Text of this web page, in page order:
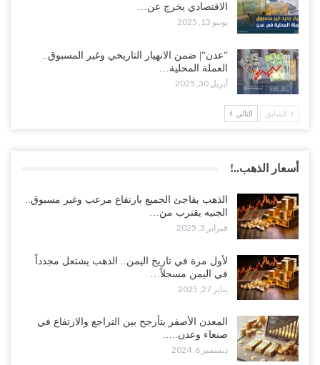
الاقتصادي يخرج عن…
يونيو 13, 2025
“عدن“| ضمن الانهيار التاريخي وغير المسبوق..
العملة المحلية…
أبريل 30, 2025
السابق التالي
أسعار الذهب..!
الذهب يفاجئ الجميع بارتفاع مرعب وغير مسبوق..
الجنيه يقترب من…
فبراير 3, 2025
لأول مرة في تاريخ اليمن.. الذهب يشتعل مجدداً
في اليمن مسجلاً…
يناير 27, 2025
المعدن الأصفر يتأرجح بين التراجع والارتفاع في
صنعاء وعدن..…
ديسمبر 6, 2024